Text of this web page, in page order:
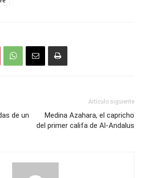
de un
Artículo siguiente
Medina Azahara, el capricho
del primer califa de Al-Andalus